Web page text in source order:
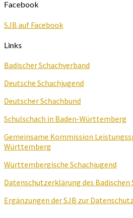
Facebook
SJB auf Facebook
Links
Badischer Schachverband
Deutsche Schachjugend
Deutscher Schachbund
Schulschach in Baden-Württemberg
Gemeinsame Kommission
Württemberg
Württembergische Schachjugend
Datenschutzerklärung des Badischen
Ergänzungen der SJB zur